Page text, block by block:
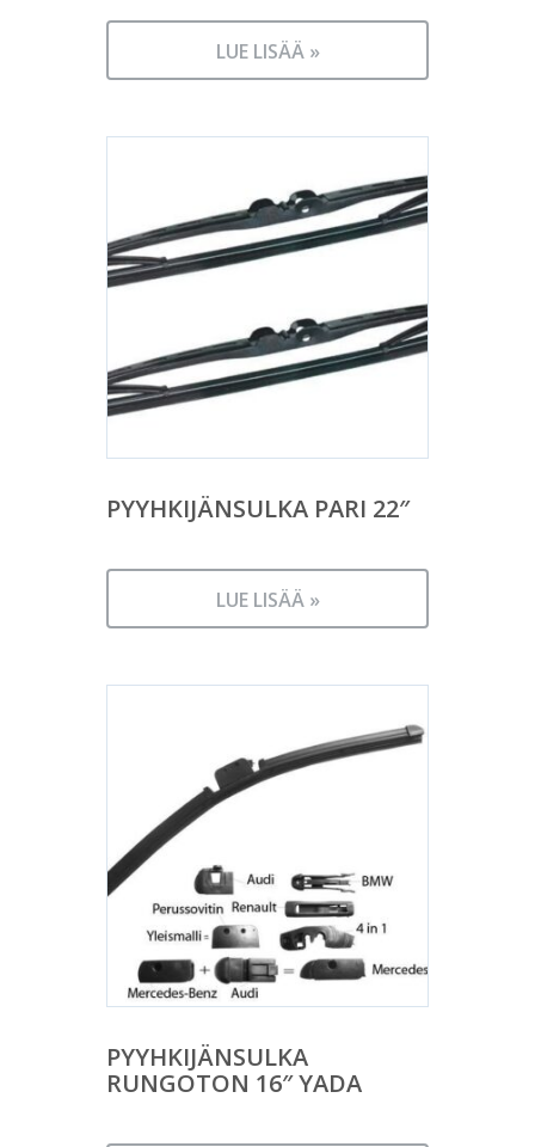
LUE LISÄÄ »
PYYHKIJÄNSULKA PARI 22″
LUE LISÄÄ »
PYYHKIJÄNSULKA
RUNGOTON 16″ YADA